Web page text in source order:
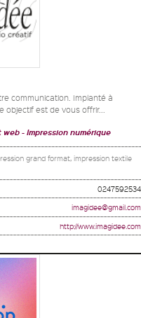
communication. Implanté à
objectif est de vous offrir...
web Impression numérique
grand format, impression textile
0247592534
imagidee@gmail.com
http://www.imagidee.com